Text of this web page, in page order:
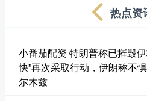
热点资
小番茄配资 特朗普称已摧毁
快”再次采取行动，伊朗称不
尔木兹